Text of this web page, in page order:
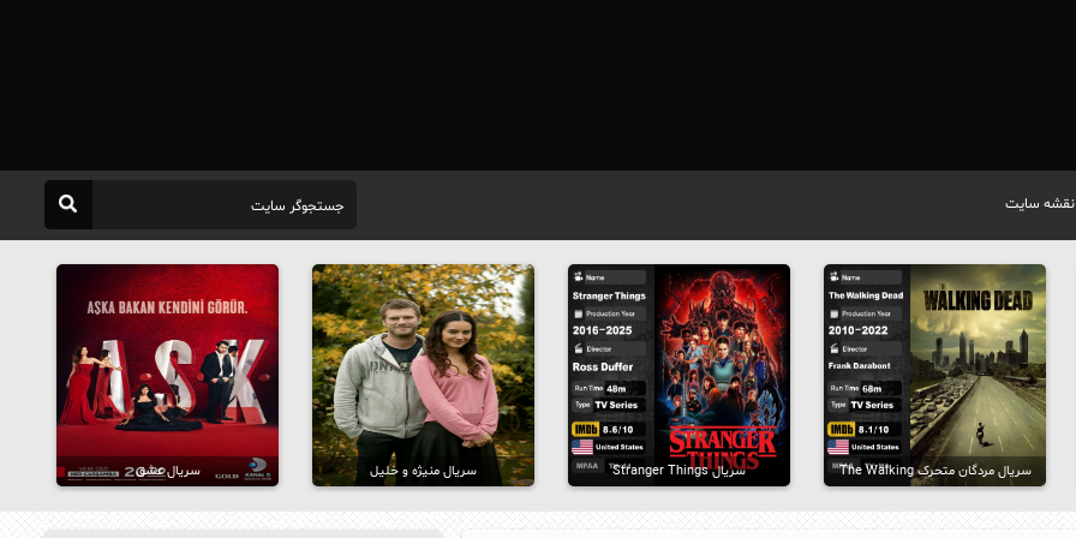
نقشه سایت
سریال مردگان متحرک The Walking
Dead
سریال Stranger Things سریال منیژه و خلیل سریال عشق